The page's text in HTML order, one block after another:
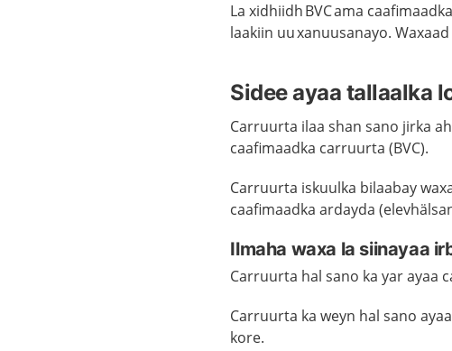
La xidhiidh BVC ama
laakiin uu xanuusanayo.
Sidee ayaa tallaalka
Carruurta ilaa shan sano jirka
caafimaadka carruurta (BVC).
Carruurta iskuulka bilaabay
caafimaadka ardayda
Ilmaha waxa la siinayaa
Carruurta hal sano ka yar ayaa
Carruurta ka weyn hal sano
kore.